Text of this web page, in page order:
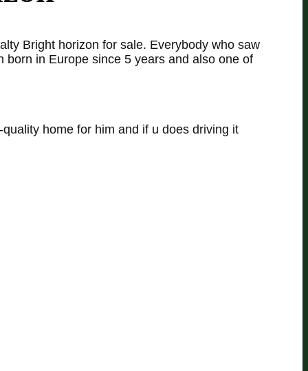
Bright horizon for sale. Everybody who saw
in Europe since 5 years and also one of
home for him and if u does driving it